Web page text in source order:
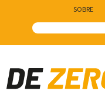
SOBRE
Main Navigation